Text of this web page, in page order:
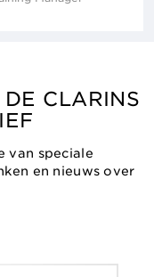
CLARINS
van speciale
en nieuws over